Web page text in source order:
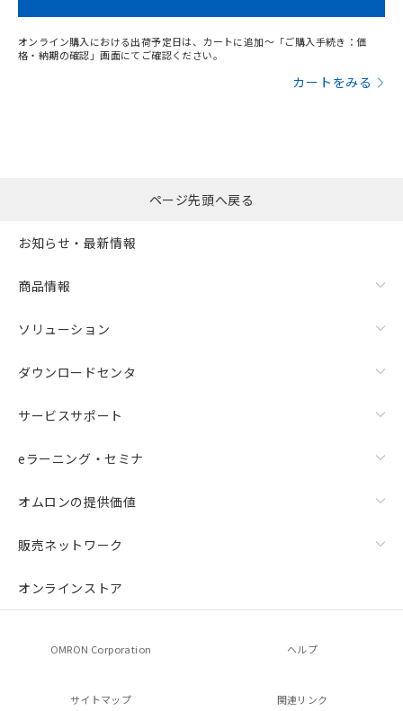
オンライン購入における出荷予定日は、カートに追加～「ご購入手続き：価
格・納期の確認」画面にてご確認ください。
カートをみる
ページ先頭へ戻る
お知らせ・最新情報
商品情報
ソリューション
ダウンロードセンタ
サービスサポート
eラーニング・セミナ
オムロンの提供価値
販売ネットワーク
オンラインストア
OMRON Corporation ヘルプ
サイトマップ 関連リンク